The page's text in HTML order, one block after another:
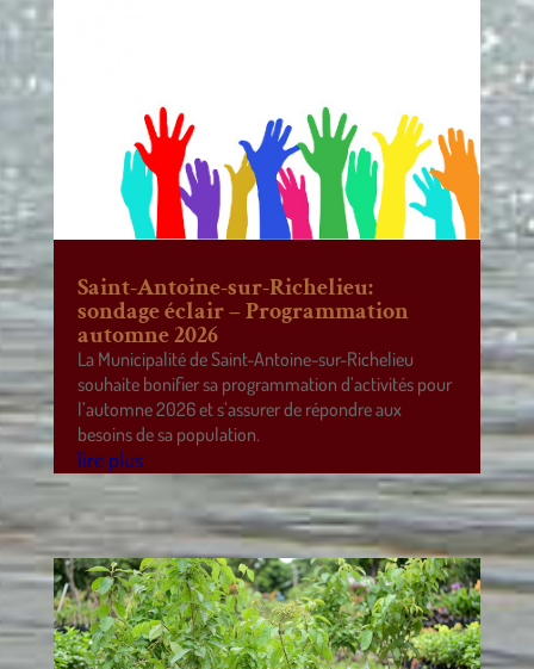
Saint-Antoine-sur-Richelieu:
sondage éclair – Programmation
automne 2026
La Municipalité de Saint-Antoine-sur-Richelieu
souhaite bonifier sa programmation d’activités pour
l’automne 2026 et s’assurer de répondre aux
besoins de sa population.
lire plus